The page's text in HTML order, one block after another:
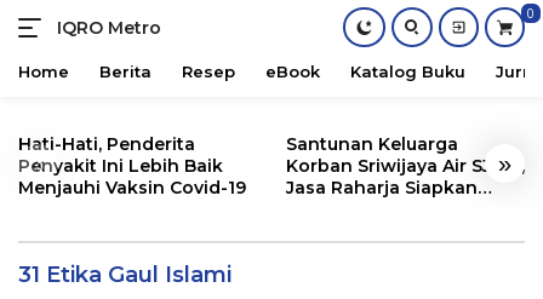
content
IQRO Metro
Lets
Bright
0
Home Berita Resep eBook Katalog Buku
« »
Hati-Hati, Penderita
Penyakit Ini Lebih Baik
Menjauhi Vaksin Covid-19
Santunan Keluarga
Korban Sriwijaya Air SJ182,
Jasa Raharja Siapkan
31 Etika Gaul Islami
Masud
Buku|04/02/2024